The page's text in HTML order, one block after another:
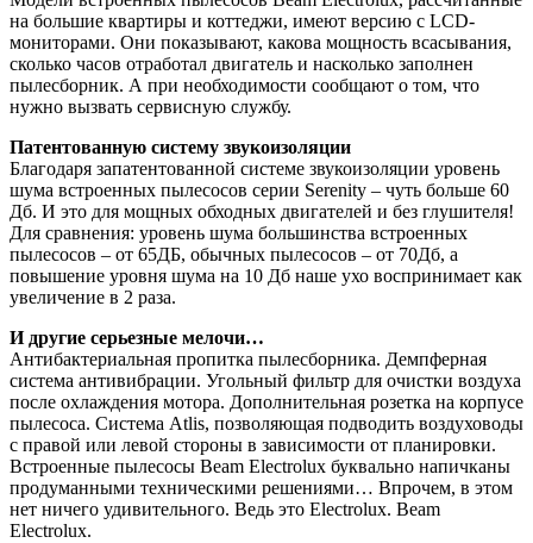
на большие квартиры и коттеджи, имеют версию с LCD-
мониторами. Они показывают, какова мощность всасывания,
сколько часов отработал двигатель и насколько заполнен
пылесборник. А при необходимости сообщают о том, что
нужно вызвать сервисную службу.
Патентованную систему звукоизоляции
Благодаря запатентованной системе звукоизоляции уровень
шума встроенных пылесосов серии Serenity – чуть больше 60
Дб. И это для мощных обходных двигателей и без глушителя!
Для сравнения: уровень шума большинства встроенных
пылесосов – от 65ДБ, обычных пылесосов – от 70Дб, а
повышение уровня шума на 10 Дб наше ухо воспринимает как
увеличение в 2 раза.
И другие серьезные мелочи…
Антибактериальная пропитка пылесборника. Демпферная
система антивибрации. Угольный фильтр для очистки воздуха
после охлаждения мотора. Дополнительная розетка на корпусе
пылесоса. Система Atlis, позволяющая подводить воздуховоды
с правой или левой стороны в зависимости от планировки.
Встроенные пылесосы Beam Electrolux буквально напичканы
продуманными техническими решениями… Впрочем, в этом
нет ничего удивительного. Ведь это Electrolux. Beam
Electrolux.